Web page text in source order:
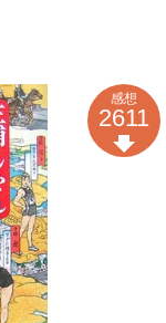
感想
2611